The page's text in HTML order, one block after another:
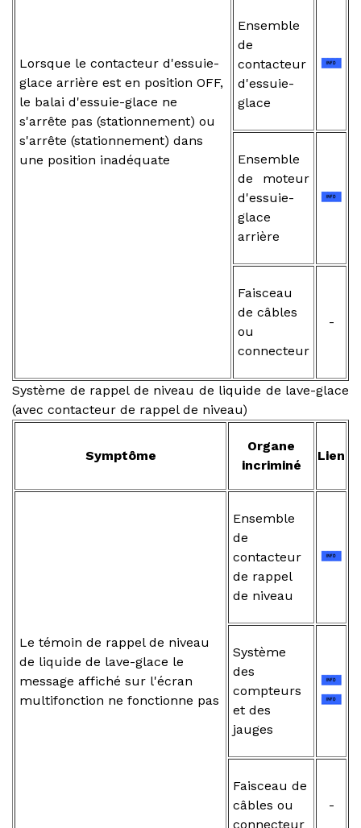
Lorsque le contacteur d'essuie-
glace arrière est en position OFF,
le balai d'essuie-glace ne
s'arrête pas (stationnement) ou
s'arrête (stationnement) dans
une position inadéquate
Ensemble
de
contacteur
d'essuie-
glace
Ensemble
de moteur
d'essuie-
glace
arrière
Faisceau
de câbles
ou
connecteur
-
Système de rappel de niveau de liquide de lave-glace
(avec contacteur de rappel de niveau)
Symptôme
Organe
incriminé
Lien
Le témoin de rappel de niveau
de liquide de lave-glace le
message affiché sur l'écran
multifonction ne fonctionne pas
Ensemble
de
contacteur
de rappel
de niveau
Système
des
compteurs
et des
jauges
Faisceau de
câbles ou
connecteur
-